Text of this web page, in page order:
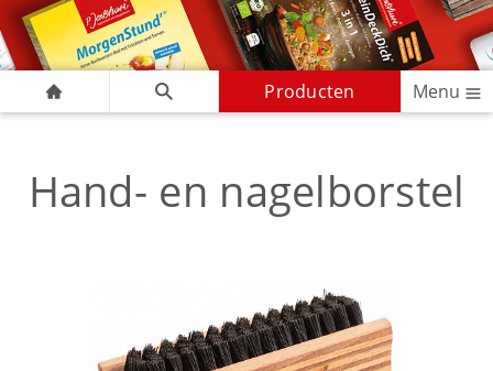
Producten Menu
Hand- en nagelborstel